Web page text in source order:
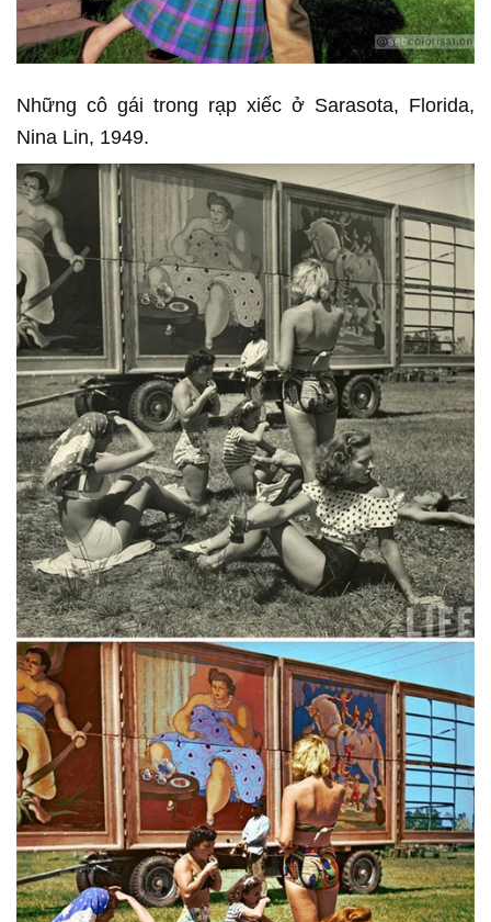
Những cô gái trong rạp xiếc ở Sarasota, Florida,
Nina Lin, 1949.